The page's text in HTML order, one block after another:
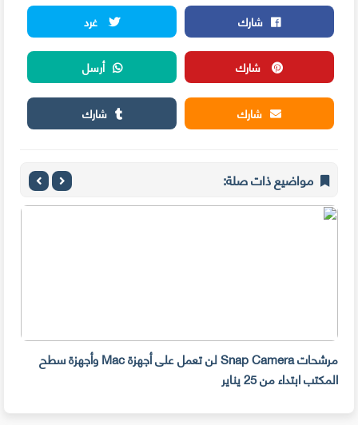
شارك
غرد
شارك
أرسل
شارك
شارك
مواضيع ذات صلة:
مرشحات Snap Camera لن تعمل على أجهزة Mac وأجهزة سطح
المكتب ابتداء من 25 يناير